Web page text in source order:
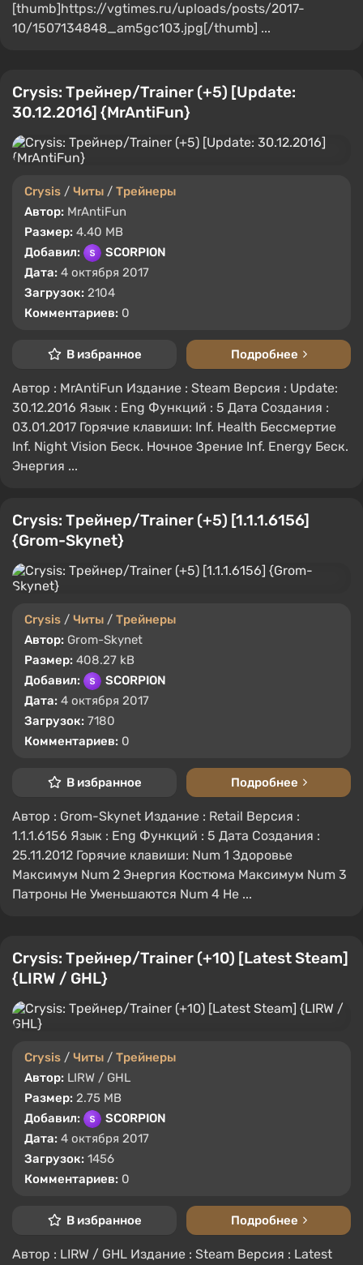
[thumb]https://vgtimes.ru/uploads/posts/2017-
10/1507134848_am5gc103.jpg[/thumb] ...
Crysis: Трейнер/Trainer (+5) [Update:
30.12.2016] {MrAntiFun}
Crysis / Читы / Трейнеры
Автор: MrAntiFun
Размер: 4.40 MB
Добавил:
SCORPION
Дата: 4 октября 2017
Загрузок: 2104
Комментариев: 0
В избранное Подробнее
Автор : MrAntiFun Издание : Steam Версия : Update:
30.12.2016 Язык : Eng Функций : 5 Дата Создания :
03.01.2017 Горячие клавиши: Inf. Health Бессмертие
Inf. Night Vision Беск. Ночное Зрение Inf. Energy Беск.
Энергия ...
Crysis: Трейнер/Trainer (+5) [1.1.1.6156]
{Grom-Skynet}
Crysis / Читы / Трейнеры
Автор: Grom-Skynet
Размер: 408.27 kB
Добавил:
SCORPION
Дата: 4 октября 2017
Загрузок: 7180
Комментариев: 0
В избранное Подробнее
Автор : Grom-Skynet Издание : Retail Версия :
1.1.1.6156 Язык : Eng Функций : 5 Дата Создания :
25.11.2012 Горячие клавиши: Num 1 Здоровье
Максимум Num 2 Энергия Костюма Максимум Num 3
Патроны Не Уменьшаются Num 4 Не ...
Crysis: Трейнер/Trainer (+10) [Latest Steam]
{LIRW / GHL}
Crysis / Читы / Трейнеры
Автор: LIRW / GHL
Размер: 2.75 MB
Добавил:
SCORPION
Дата: 4 октября 2017
Загрузок: 1456
Комментариев: 0
В избранное Подробнее
Автор : LIRW / GHL Издание : Steam Версия : Latest